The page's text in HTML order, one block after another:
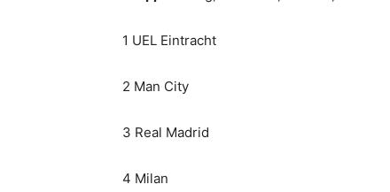
1 UEL Eintracht
2 Man City
3 Real Madrid
4 Milan